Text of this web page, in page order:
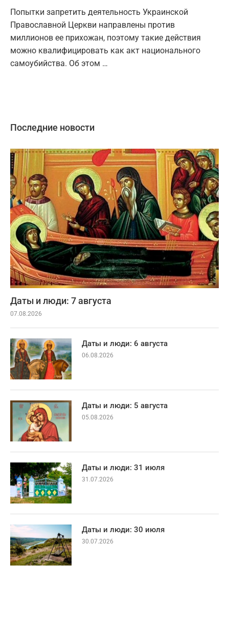
Попытки запретить деятельность Украинской
Православной Церкви направлены против
миллионов ее прихожан, поэтому такие действия
можно квалифицировать как акт национального
самоубийства. Об этом …
Последние новости
Даты и люди: 7 августа
07.08.2026
Даты и люди: 6 августа
06.08.2026
Даты и люди: 5 августа
05.08.2026
Даты и люди: 31 июля
31.07.2026
Даты и люди: 30 июля
30.07.2026